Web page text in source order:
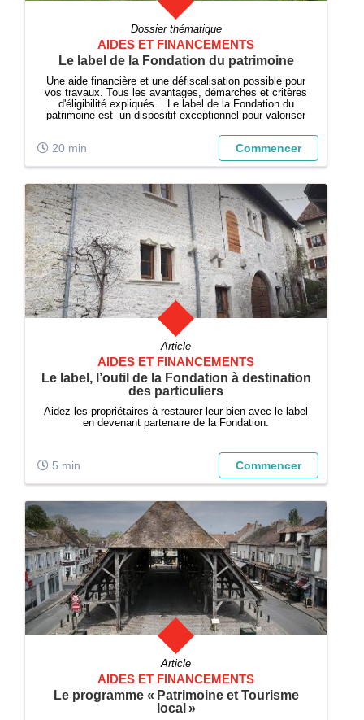
Dossier thématique
AIDES ET FINANCEMENTS
Le label de la Fondation du patrimoine
Une aide financière et une défiscalisation possible pour
vos travaux. Tous les avantages, démarches et critères
d'éligibilité expliqués. Le label de la Fondation du
patrimoine est un dispositif exceptionnel pour valoriser
20 min Commencer
Article
AIDES ET FINANCEMENTS
Le label, l’outil de la Fondation à destination
des particuliers
Aidez les propriétaires à restaurer leur bien avec le label
en devenant partenaire de la Fondation.
5 min Commencer
Article
AIDES ET FINANCEMENTS
Le programme « Patrimoine et Tourisme
local »